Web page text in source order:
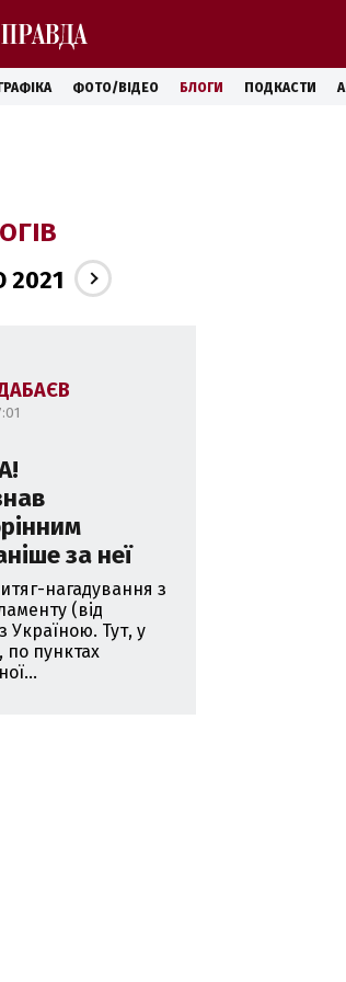
ГРАФІКА ФОТО/ВІДЕО БЛОГИ ПОДКАСТИ
2021
за неї
нагадування з
(від
Україною. Тут, у
по пунктах